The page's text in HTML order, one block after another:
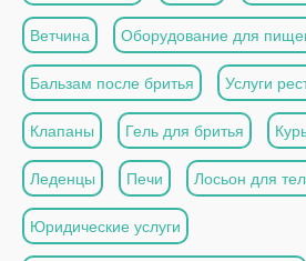
Ветчина Оборудование для
Бальзам после бритья Услуги
Клапаны Гель для бритья
Леденцы Печи Лосьон для
Юридические услуги